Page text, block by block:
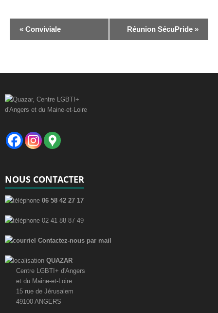
a
i
a
t
i
o
v
è
n
m
e
« Conviviale Réunion SécuPride »
NOUS CONTACTER
06 58 42 27 17
02 41 88 87 49
Contactez-nous par mail
QUAZAR
Centre LGBTI+ d'Angers
et du Maine-et-Loire
15 rue de Jérusalem
49100 ANGERS